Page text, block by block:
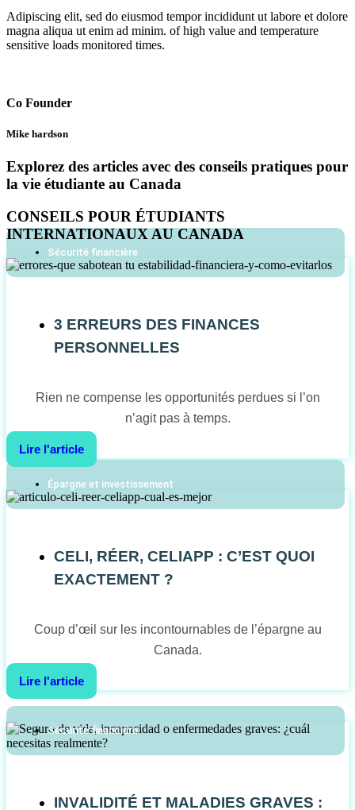
Adipiscing elit, sed do eiusmod tempor incididunt ut labore et dolore
magna aliqua ut enim ad minim. of high value and temperature
sensitive loads monitored times.
Co Founder
Mike hardson
Explorez des articles avec des conseils pratiques pour
la vie étudiante au Canada
CONSEILS POUR ÉTUDIANTS
INTERNATIONAUX AU CANADA
Sécurité financière
3 ERREURS DES FINANCES
PERSONNELLES
Rien ne compense les opportunités perdues si l’on
n’agit pas à temps.
Lire l'article
Épargne et investissement
CELI, RÉER, CELIAPP : C’EST QUOI
EXACTEMENT ?
Coup d’œil sur les incontournables de l’épargne au
Canada.
Lire l'article
Sécurité financière
INVALIDITÉ ET MALADIES GRAVES :